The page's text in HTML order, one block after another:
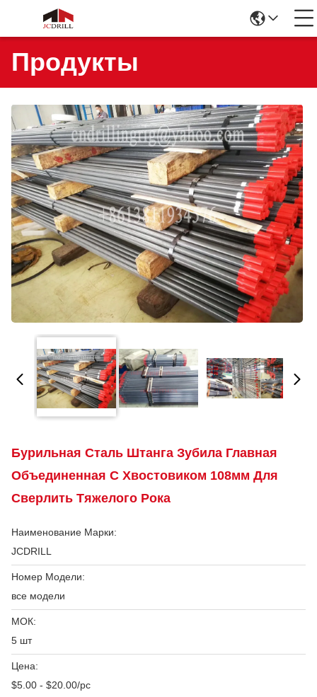
Продукты
Бурильная Сталь Штанга Зубила Главная
Объединенная С Хвостовиком 108мм Для
Сверлить Тяжелого Рока
Наименование Марки:
JCDRILL
Номер Модели:
все модели
МОК:
5 шт
Цена:
$5.00 - $20.00/pc